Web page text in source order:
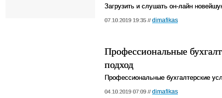
Загрузить и слушать он-лайн
07.10.2019 19:35 // dimafikas
Профессиональные
подход
Профессиональные бухгалтерские
04.10.2019 07:09 // dimafikas